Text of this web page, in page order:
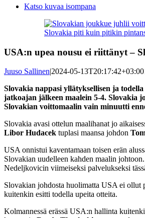
Katso kuvaa isompana
Slovakia piti kuin pitikin
USA:n upea nousu ei riittänyt –
Juuso Sallinen|2024-05-13T20:17:42+03:00
Slovakia nappasi yllätyksellisen ja
jatkoajan jälkeen maalein 5-4. Slovakia
Slovakian voittomaalin vain minuutti
Slovakia avasi ottelun maalihanat jo
Libor Hudacek tuplasi maansa johdon
USA onnistui kaventamaan toisen erän
Slovakian uudelleen kahden maalin
Nedeljkovicin viimeiseksi palvelukseksi
Slovakian johdosta huolimatta USA ei ollut
kuitenkin esitti todella upeita otteita.
Kolmannessä erässä USA:n hallinta